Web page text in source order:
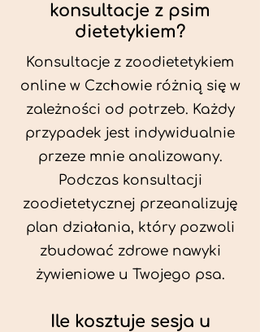
konsultacje z psim
dietetykiem?
Konsultacje z zoodietetykiem
online w Czchowie różnią się w
zależności od potrzeb. Każdy
przypadek jest indywidualnie
przeze mnie analizowany.
Podczas konsultacji
zoodietetycznej przeanalizuję
plan działania, który pozwoli
zbudować zdrowe nawyki
żywieniowe u Twojego psa.
Ile kosztuje sesja u